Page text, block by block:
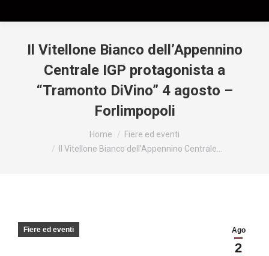
Il Vitellone Bianco dell’Appennino
Centrale IGP protagonista a
“Tramonto DiVino” 4 agosto –
Forlimpopoli
Home
Fiere ed eventi
Il Vitellone Bianco dell’Appennino Centrale…
Ago
2
Fiere ed eventi